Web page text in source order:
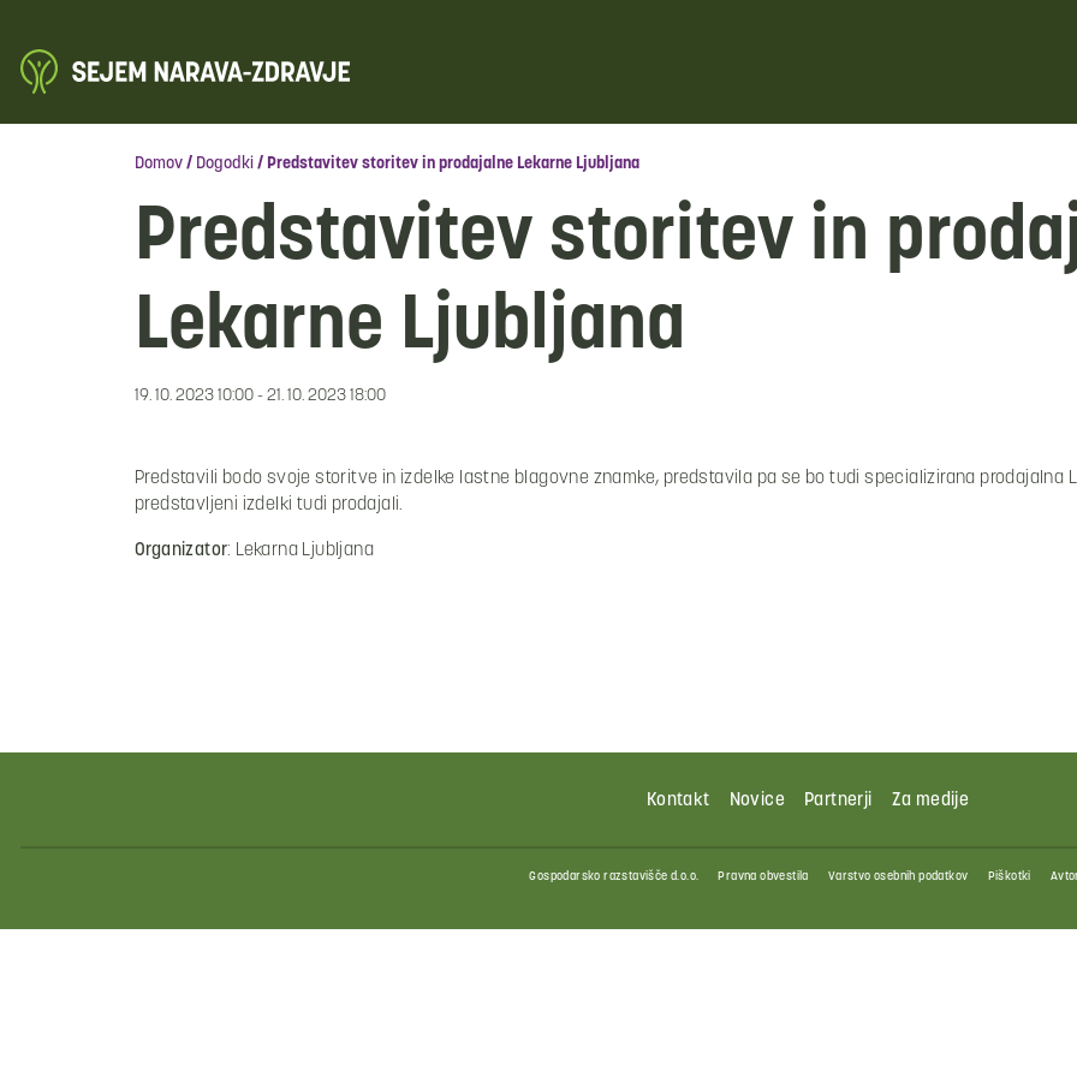
Domov / Dogodki / Predstavitev storitev in prodajalne Lekarne Ljubljana
Predstavitev storitev in
Lekarne Ljubljana
19. 10. 2023 10:00 - 21. 10. 2023 18:00
Predstavili bodo svoje storitve in izdelke lastne blagovne znamke, predstavila pa se bo tudi specializirana prodajalna
predstavljeni izdelki tudi prodajali.
Organizator: Lekarna Ljubljana
Kontakt Novice Partnerji Za medije
Gospodarsko razstavišče d.o.o. Pravna obvestila Varstvo osebnih podatkov Piškotki